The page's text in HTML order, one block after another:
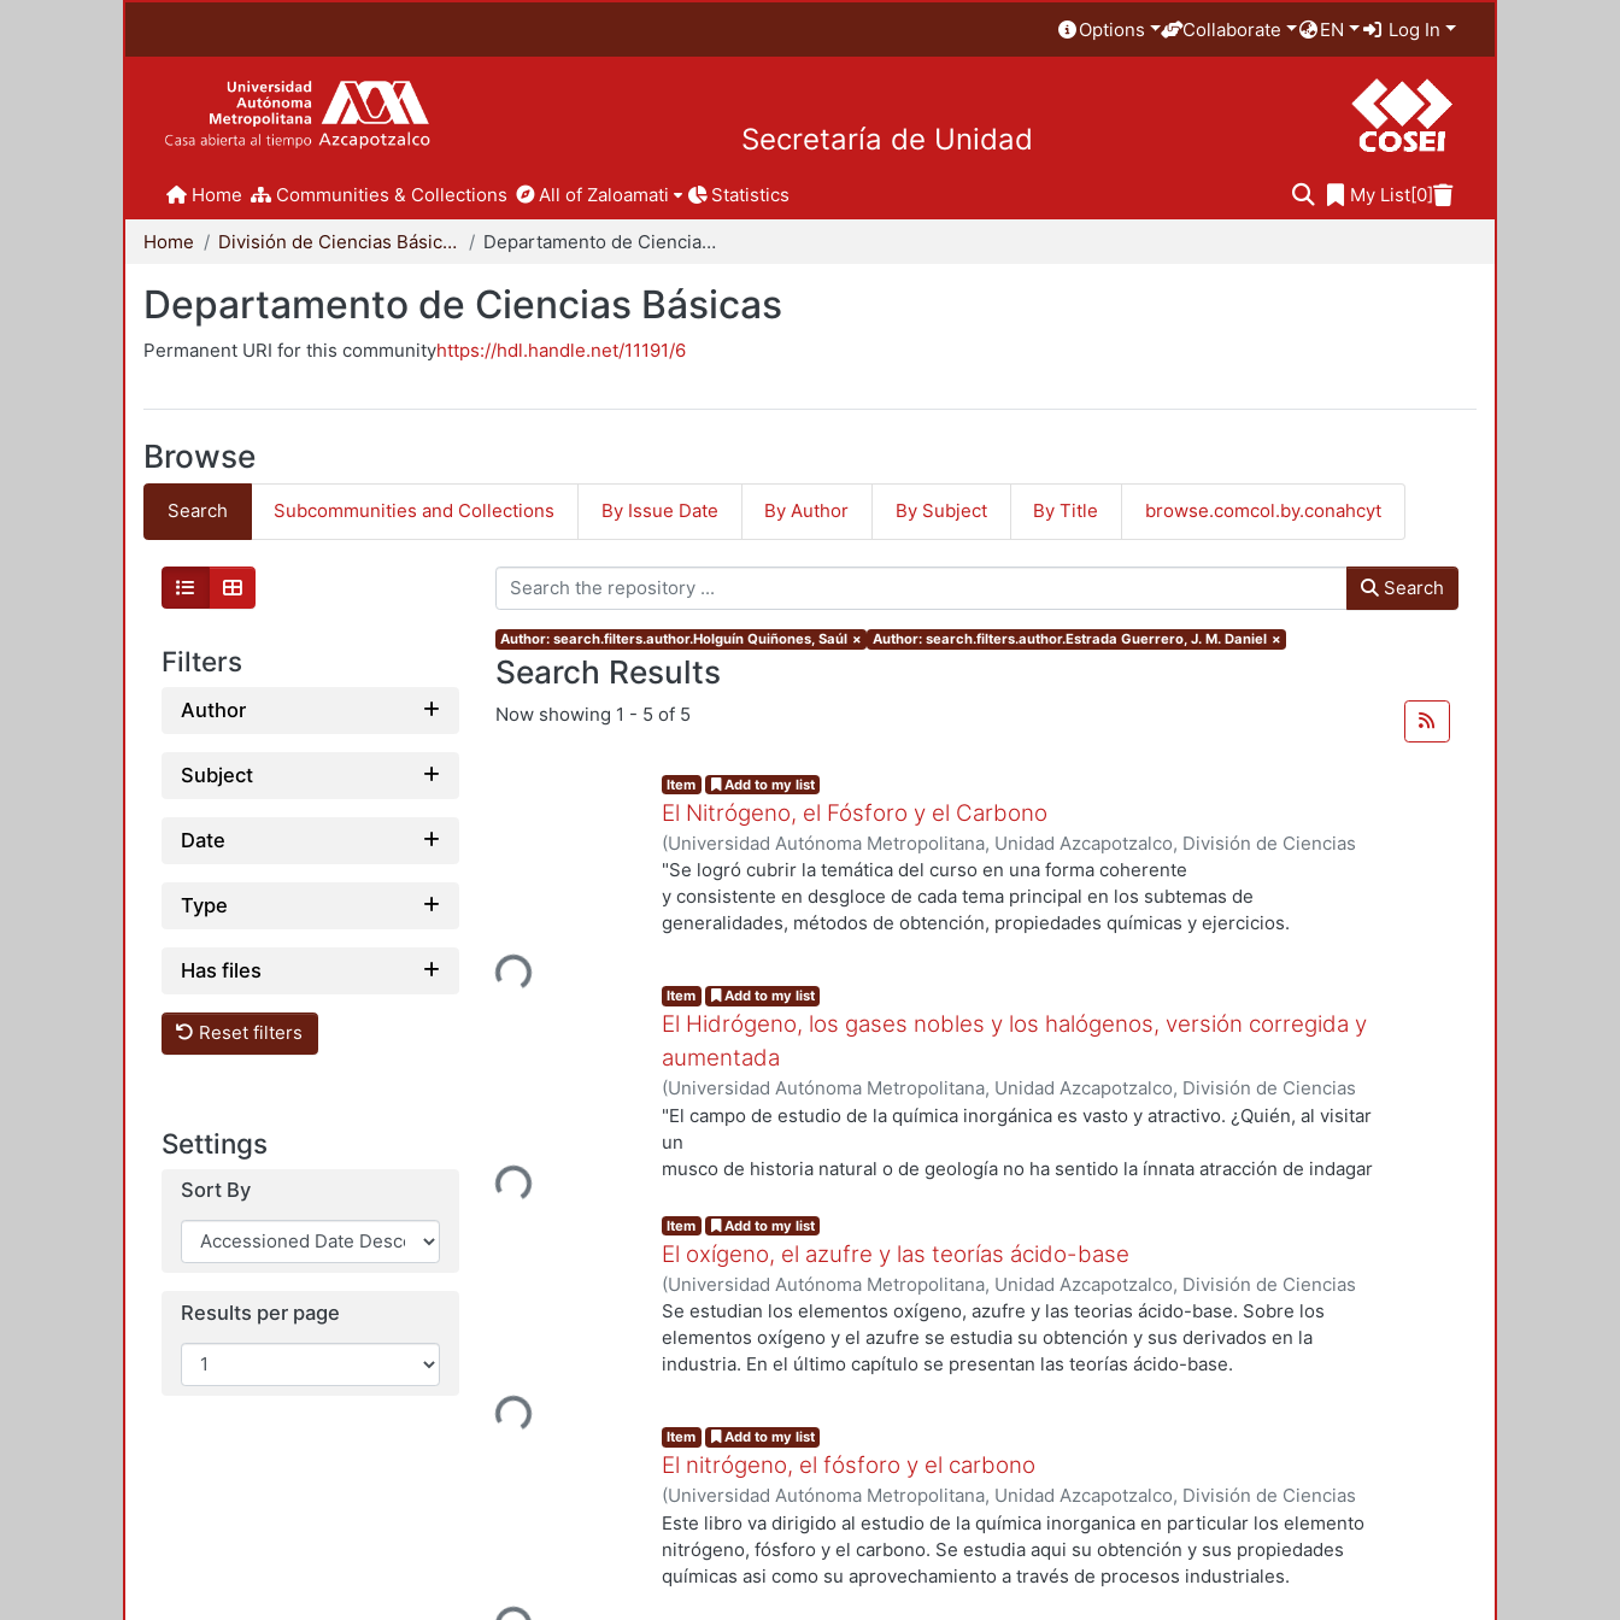
Options Collaborate EN Log In
Secretaría de Unidad
Home Communities & Collections All of Zaloamati Statistics My List[0]
Home División de Ciencias Básicas e Ingeniería Departamento de Ciencias Básicas
Departamento de Ciencias Básicas
Permanent URI for this communityhttps://hdl.handle.net/11191/6
Browse
Search Subcommunities and Collections By Issue Date By Author By Subject By Title browse.comcol.by.conahcyt
Filters
Author
Subject
Date
Type
Has files
Reset filters
Settings
Sort By
Results per page
Search
Author: search.filters.author.Holguín Quiñones, Saúl × Author: search.filters.author.Estrada Guerrero, J. M. Daniel ×
Search Results
Now showing 1 - 5 of 5
Loading...
Item Add to my list
El Nitrógeno, el Fósforo y el Carbono
(Universidad Autónoma Metropolitana, Unidad Azcapotzalco, División de Ciencias
Básicas e Ingeniería, Departamento de Ciencias Básicas,2001
Saúl;Estrada Guerrero, J. M. Daniel
"Se logró cubrir la temática del curso en una forma coherente
y consistente en desgloce de cada tema principal en los subtemas de
generalidades, métodos de obtención, propiedades químicas y ejercicios.
comercialmente, así como el enriquecimiento del conocimiento conseguido
mediante la resolución por parte del lector de los ejercicios propuestos
en cada tema."
Loading...
Item Add to my list
El Hidrógeno, los gases nobles y los halógenos, versión corregida y
aumentada
(Universidad Autónoma Metropolitana, Unidad Azcapotzalco, División de Ciencias
Básicas e Ingeniería, Departamento de Ciencias Básicas,2007)Holguín Quiñones,
Saúl
"El campo de estudio de la química inorgánica es vasto y atractivo. ¿Quién, al visitar
un
musco de historia natural o de geología no ha sentido la ínnata atracción de indagar
escondido, cuál es el secreto que guardan tan celosamente todas esas rocas y
cristales de
formas caprichosas, enigmáticas y de una belleza indescriptible?
Pues bien, resulta que el estudioso de la química inorgánica no sólo descubre
muchos de
esos enigmas, sino que aprovecha su conocimiento beneficiándose de esa enorme
ácidos
sulfúrico, fosfórico y nítrico, de la sosa, la de fertilizantes y muchas otras más.
El lector habrá observado que para dirigir el estudio de esta rama científica,
abundan textos
con esquemas similares; es decir, es frecuente que los diversos autores presenten
material de estudio por grupos químicos las más de las veces, y algunas otras, por
Loading...
Item Add to my list
El oxígeno, el azufre y las teorías ácido-base
(Universidad Autónoma Metropolitana, Unidad Azcapotzalco, División de Ciencias
Básicas e Ingeniería, Departamento de Ciencias Básicas,2009)Holguín Quiñones,
Saúl;Estrada Guerrero, J. M. Daniel
Se estudian los elementos oxígeno, azufre y las teorias ácido-base. Sobre los
elementos oxígeno y el azufre se estudia su obtención y sus derivados en la
industria. En el último capítulo se presentan las teorías ácido-base.
Item Add to my list
El nitrógeno, el fósforo y el carbono
(Universidad Autónoma Metropolitana, Unidad Azcapotzalco, División de Ciencias
Básicas e Ingeniería, Departamento de Ciencias Básicas ,2004)Holguín Quiñones,
Saúl;Estrada Guerrero, J. M. Daniel
Este libro va dirigido al estudio de la química inorganica en particular los elemento
nitrógeno, fósforo y el carbono. Se estudia aqui su obtención y sus propiedades
químicas asi como su aprovechamiento a través de procesos industriales.